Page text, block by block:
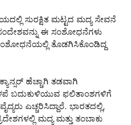
ಸುರಕ್ಷಿತ ಮಟ್ಟದ ಮದ್ಯ ಸೇವನೆ
ಈ ಸಂಶೋಧನೆಗಳು
ತೊಡಗಿಸಿಕೊಂಡಿದ್ದ
ಹೆಚ್ಚಾಗಿ ತಡವಾಗಿ
ಬದುಕುಳಿಯುವ ಫಲಿತಾಂಶಗಳಿಗೆ
ಎಚ್ಚರಿಸಿದ್ದಾರೆ. ಭಾರತದಲ್ಲಿ,
ಮದ್ಯ ಮತ್ತು ತಂಬಾಕು